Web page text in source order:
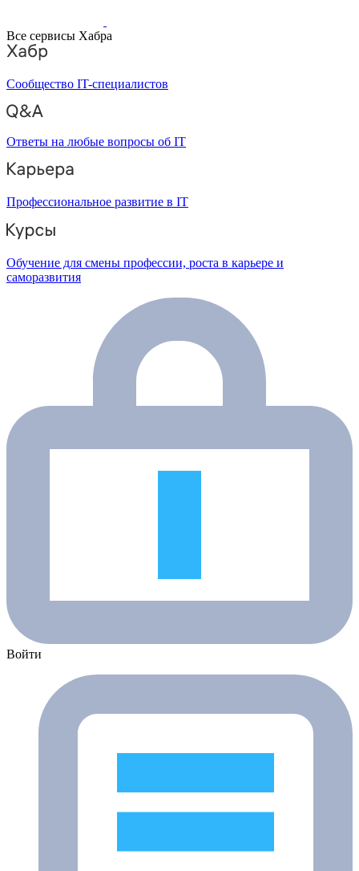
Все сервисы Хабра
Сообщество IT-специалистов
Ответы на любые вопросы об IT
Профессиональное развитие в IT
Обучение для смены профессии, роста в карьере и
саморазвития
Войти